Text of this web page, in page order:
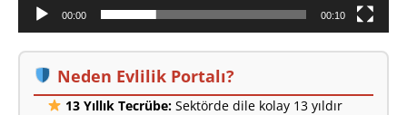
00:00 00:10
Neden Evlilik Portalı?
13 Yıllık Tecrübe:Sektörde dile kolay 13 yıldır